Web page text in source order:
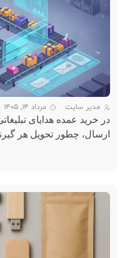
مدیر سایت مرداد ۱۴, ۱۴۰۵
در خرید عمده هدایای
ارسال، چطور تحویل هر